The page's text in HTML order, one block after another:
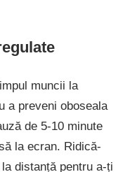
muncii la
a preveni oboseala
de 5-10 minute
la ecran. Ridică-
distanță pentru a-ți